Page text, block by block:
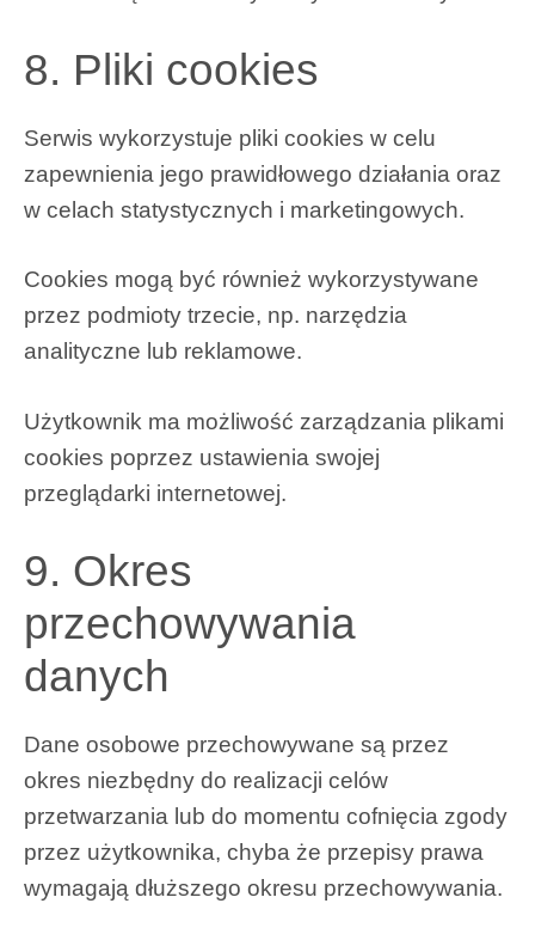
8. Pliki cookies
Serwis wykorzystuje pliki cookies w celu
zapewnienia jego prawidłowego działania oraz
w celach statystycznych i marketingowych.
Cookies mogą być również wykorzystywane
przez podmioty trzecie, np. narzędzia
analityczne lub reklamowe.
Użytkownik ma możliwość zarządzania plikami
cookies poprzez ustawienia swojej
przeglądarki internetowej.
9. Okres
przechowywania
danych
Dane osobowe przechowywane są przez
okres niezbędny do realizacji celów
przetwarzania lub do momentu cofnięcia zgody
przez użytkownika, chyba że przepisy prawa
wymagają dłuższego okresu przechowywania.